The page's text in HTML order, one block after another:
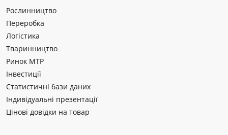
Рослинництво
Переробка
Логістика
Тваринництво
Ринок МТР
Інвестиції
Статистичні бази даних
Індивідуальні презентації
Цінові довідки на товар